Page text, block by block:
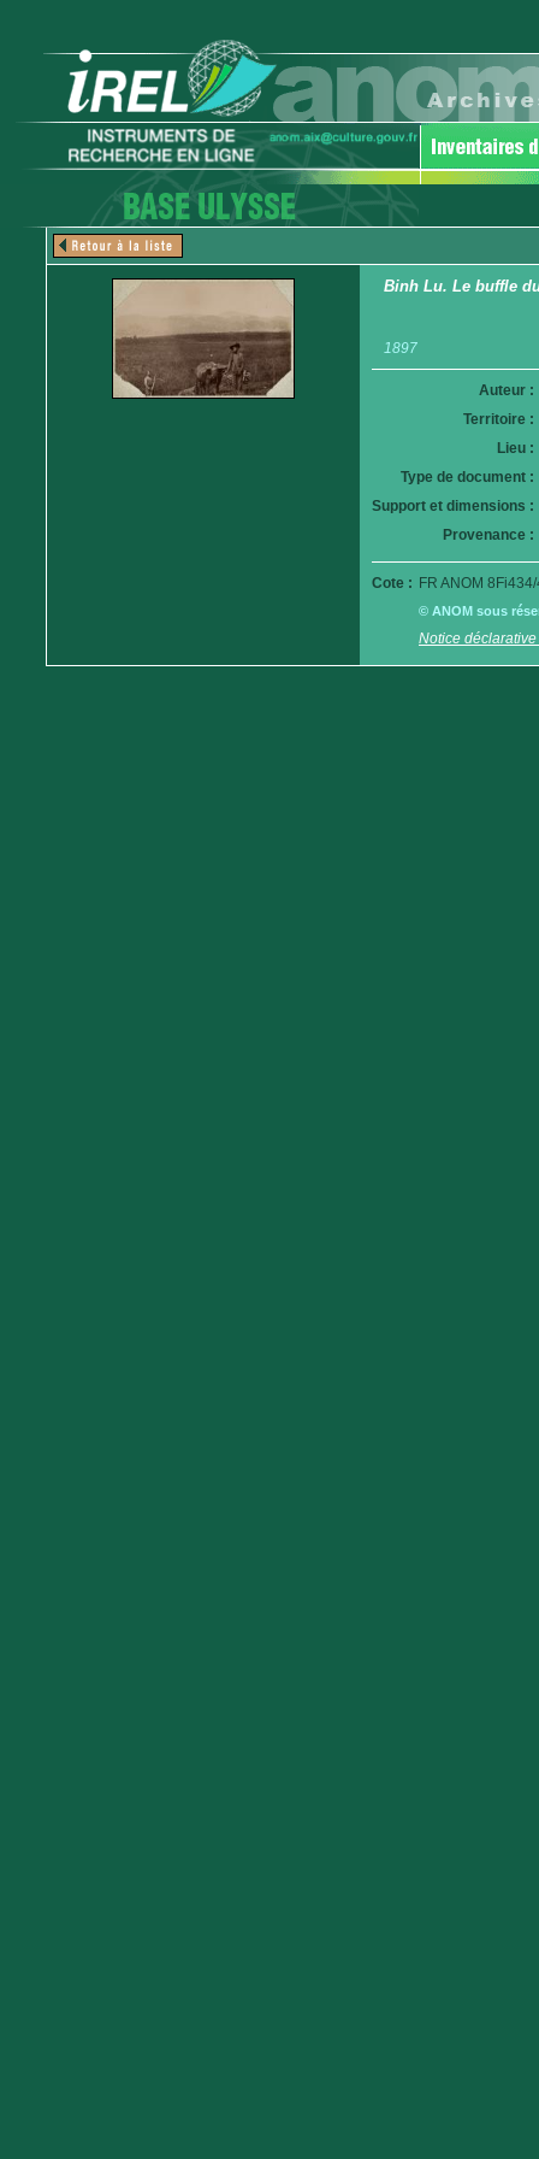
Binh Lu. Le buffle
1897
Auteur :
Territoire :
Lieu :
Type de document :
Support et dimensions :
Provenance :
Cote : FR ANOM
© ANOM sous
Notice